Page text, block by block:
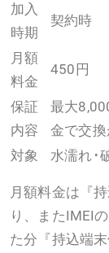
加入
時期
契約時
月額
料金
450円
保証
内容
最大
金で交
対象
水濡れ･
月額料金は『
り、またIMEI
た分『持込端